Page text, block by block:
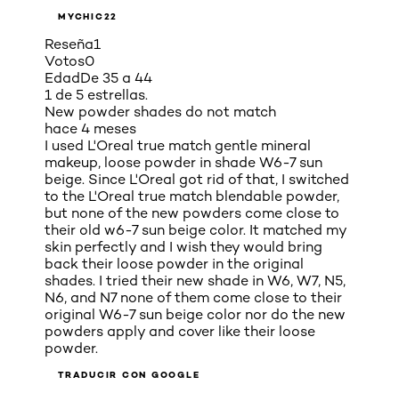
MYCHIC22
Reseña1
Votos0
EdadDe 35 a 44
1 de 5 estrellas.
New powder shades do not match
hace 4 meses
I used L'Oreal true match gentle mineral
makeup, loose powder in shade W6-7 sun
beige. Since L'Oreal got rid of that, I switched
to the L'Oreal true match blendable powder,
but none of the new powders come close to
their old w6-7 sun beige color. It matched my
skin perfectly and I wish they would bring
back their loose powder in the original
shades. I tried their new shade in W6, W7, N5,
N6, and N7 none of them come close to their
original W6-7 sun beige color nor do the new
powders apply and cover like their loose
powder.
TRADUCIR CON GOOGLE